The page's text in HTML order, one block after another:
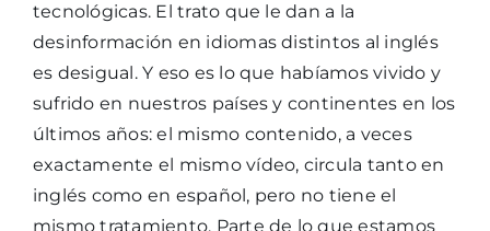
tecnológicas. El trato que le dan a la
desinformación en idiomas distintos al inglés
es desigual. Y eso es lo que habíamos vivido y
sufrido en nuestros países y continentes en los
últimos años: el mismo contenido, a veces
exactamente el mismo vídeo, circula tanto en
inglés como en español, pero no tiene el
mismo tratamiento. Parte de lo que estamos